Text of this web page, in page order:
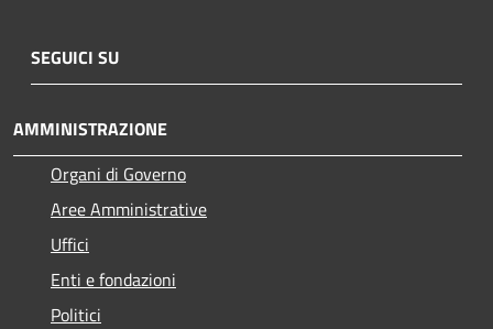
SEGUICI SU
AMMINISTRAZIONE
Organi di Governo
Aree Amministrative
Uffici
Enti e fondazioni
Politici